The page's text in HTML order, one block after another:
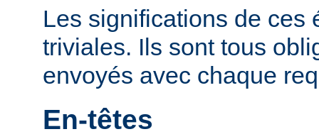
Les significations de ces
triviales. Ils sont tous
envoyés avec chaque
En-têtes